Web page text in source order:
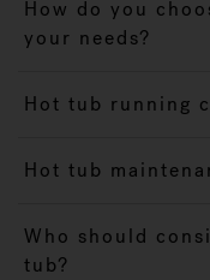
How do you
your needs?
Hot tub running
Hot tub
Who should
tub?